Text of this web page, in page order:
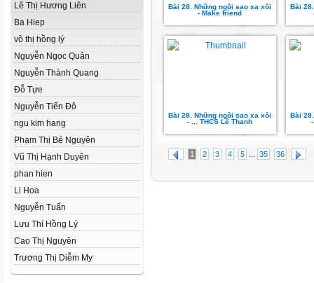
Lê Thị Hương Liên
Ba Hiep
võ thị hồng lý
Nguyễn Ngọc Quân
Nguyễn Thành Quang
Đỗ Tựe
Nguyễn Tiến Đô
ngu kim hang
Phạm Thị Bé Nguyên
Vũ Thị Hạnh Duyên
phan hien
Li Hoa
Nguyễn Tuấn
Lưu Thí Hồng Lý
Cao Thị Nguyên
Trương Thị Diễm My
Bài 28. Những ngôi sao xa xôi
- Make friend
Bài
Bài 28. Những ngôi sao xa xôi
- ... THCS Lê Thanh
Bài
1 2 3 4 5 ... 35 36